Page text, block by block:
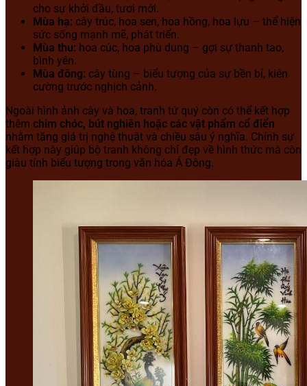
cho sự khởi đầu, tươi mới.
Mùa hạ: cây trúc, hoa sen, hoa hồng, hoa lựu – thể hiện
sức sống mạnh mẽ, phát triển.
Mùa thu: hoa cúc, hoa phù dung – gợi sự thanh tao,
bình yên.
Mùa đông: cây tùng – biểu tượng của sự bền bỉ, kiên
cường trước nghịch cảnh.
Ngoài hình ảnh cây và hoa, tranh tứ quý còn có thể kết hợp
thêm chim chóc, bút nghiên hoặc các vật phẩm cổ điển
nhằm tăng giá trị nghệ thuật và chiều sâu ý nghĩa. Chính sự
kết hợp này giúp bộ tranh không chỉ đẹp về hình thức mà còn
giàu tính biểu tượng trong văn hóa Á Đông.